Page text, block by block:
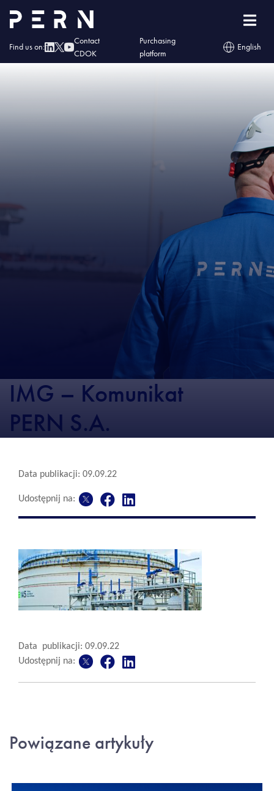
Find us on:
Contact
CDOK
Purchasing
platform
English
Home »IMG – Komunikat PERN S.A.
IMG – Komunikat
PERN S.A.
Data publikacji: 09.09.22
Udostępnij na:
Data publikacji: 09.09.22
Udostępnij na:
Powiązane artykuły